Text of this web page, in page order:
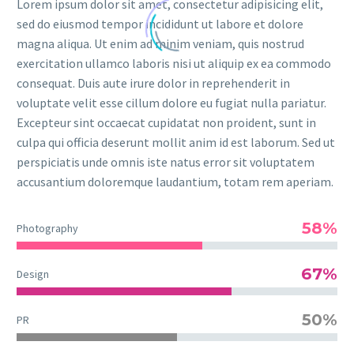
Lorem ipsum dolor sit amet, consectetur adipisicing elit,
sed do eiusmod tempor incididunt ut labore et dolore
magna aliqua. Ut enim ad minim veniam, quis nostrud
exercitation ullamco laboris nisi ut aliquip ex ea commodo
consequat. Duis aute irure dolor in reprehenderit in
voluptate velit esse cillum dolore eu fugiat nulla pariatur.
Excepteur sint occaecat cupidatat non proident, sunt in
culpa qui officia deserunt mollit anim id est laborum. Sed ut
perspiciatis unde omnis iste natus error sit voluptatem
accusantium doloremque laudantium, totam rem aperiam.
Photography 58%
Design 67%
PR 50%